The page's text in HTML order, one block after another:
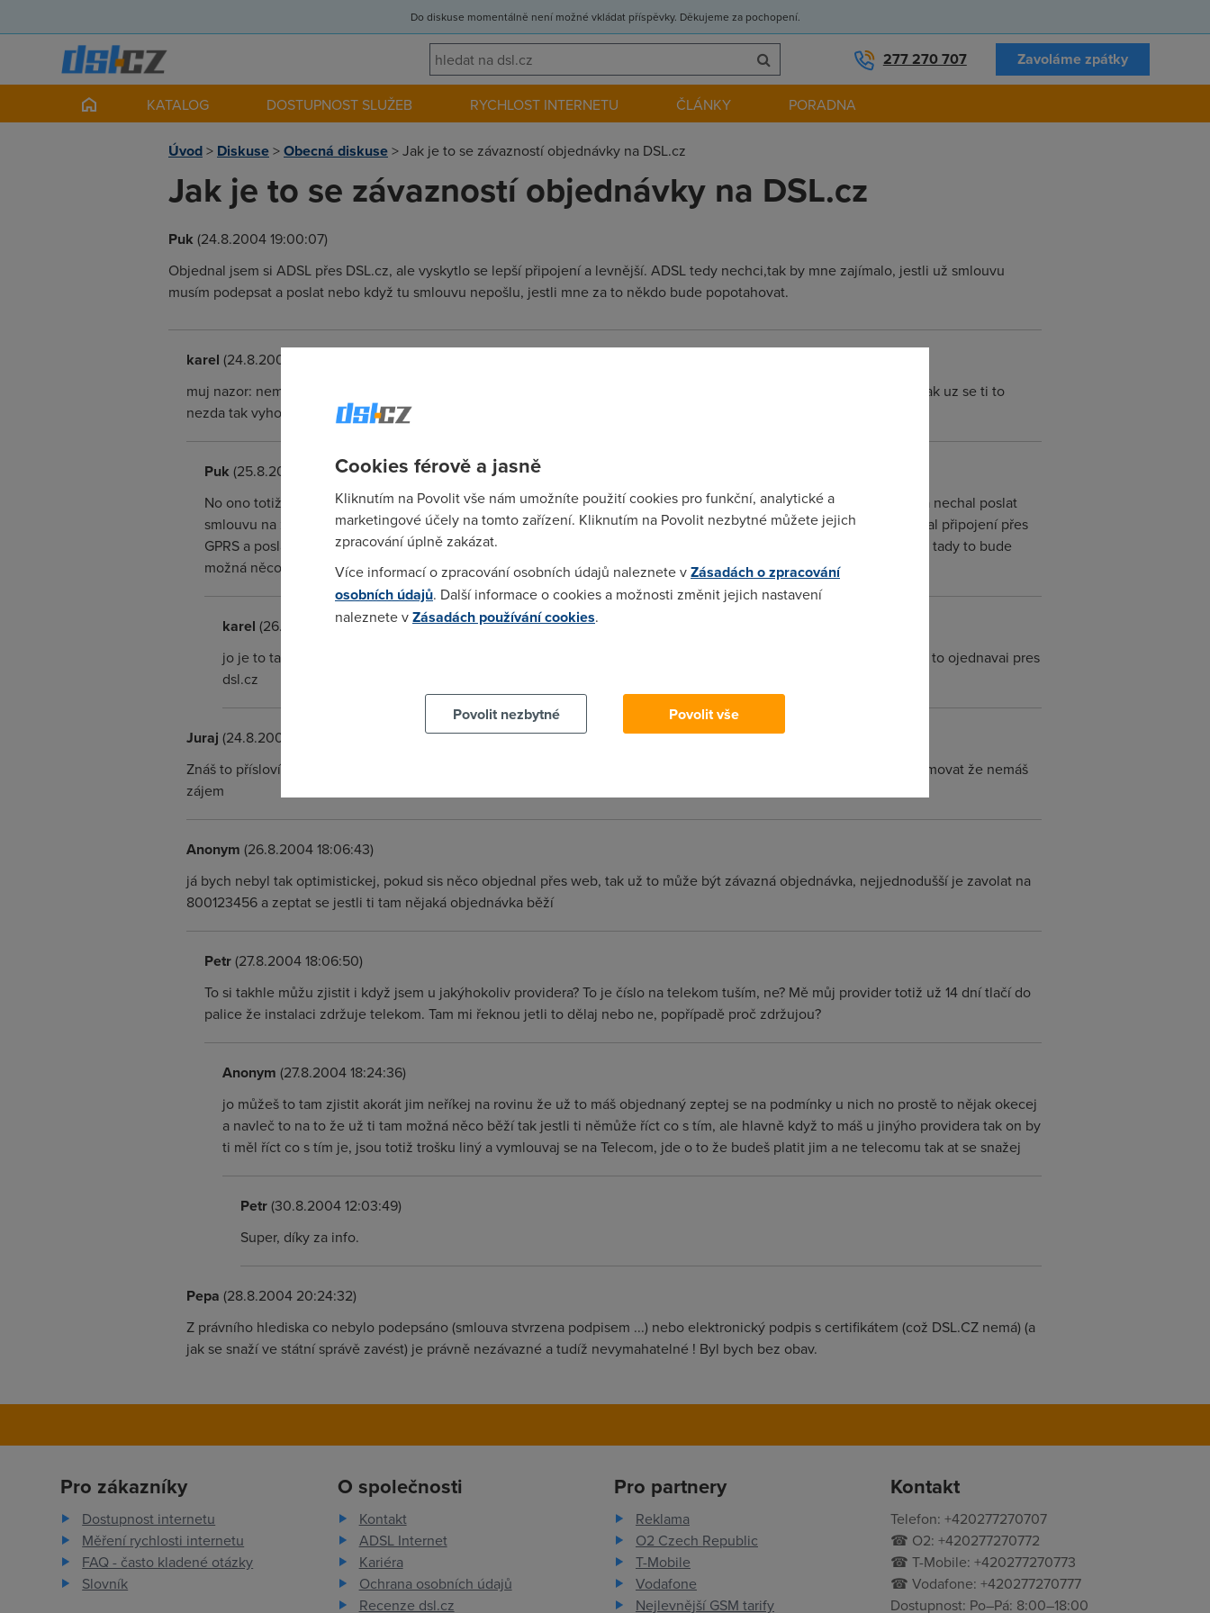
Do diskuse momentálně není možné vkládat příspěvky. Děkujeme za pochopení.
277 270 707 Zavoláme zpátky
KATALOG DOSTUPNOST SLUŽEB RYCHLOST INTERNETU ČLÁNKY PORADNA
Úvod> Diskuse>Obecná diskuse>Jak je to se závazností objednávky na DSL.cz
Jak je to se závazností objednávky na DSL.cz
Puk (24.8.2004 19:00:07)
Objednal jsem si ADSL přes DSL.cz, ale vyskytlo se lepší připojení a levnější. ADSL tedy nechci,tak by mne zajímalo, jestli už smlouvu
musím podepsat a poslat nebo když tu smlouvu nepošlu, jestli mne za to někdo bude popotahovat.
karel (24.8.2004 19:07:56)
muj nazor: nemusis podepsat nic, nikdo te popotahovat nebude, proste reknes ze kdyz si to videl napsane na papire, tak uz se ti to
nezda tak vyhodne a ze sis to rozmyslel a na to ti nikdo nemuze nic rict;]
Puk (25.8.2004 07:55:41)
No ono totiž hlavně není nikde napsáno, že ta objednávka je závazná. Tím objednáním jsem si defacto od operátora nechal poslat
smlouvu na zřízení služby. Službu samotnou objednávám přece až tou podepsanou smlouvou, ne? Kámoš si objednal připojení přes
GPRS a poslali mu smlouvu, kterou měl vyplnit a poslat. Nakonec si to rozmyslel a nic nevyplnil a ani neposlal, idkyž tady to bude
možná něco jiného.
karel (26.8.2004 07:18:10)
jo je to tak jak rikas, sluzbu objednas az kdyz jim posles podepsanou smlouvu, ja sem jenom nevedel jak funguje to ojednavai pres
dsl.cz
Juraj (24.8.2004 19:37:06)
Znáš to přísloví o tom řezání , i já se domnívám že když nepodepíšeš tak se nic neděje ale slušnost je dodavatele informovat že nemáš
zájem
Anonym (26.8.2004 18:06:43)
já bych nebyl tak optimistickej, pokud sis něco objednal přes web, tak už to může být závazná objednávka, nejjednodušší je zavolat na
800123456 a zeptat se jestli ti tam nějaká objednávka běží
Petr(27.8.2004 18:06:50)
To si takhle můžu zjistit i když jsem u jakýhokoliv providera? To je číslo na telekom tuším, ne? Mě můj provider totiž už 14 dní tlačí do
palice že instalaci zdržuje telekom. Tam mi řeknou jetli to dělaj nebo ne, popřípadě proč zdržujou?
Anonym (27.8.2004 18:24:36)
jo můžeš to tam zjistit akorát jim neříkej na rovinu že už to máš objednaný zeptej se na podmínky u nich no prostě to nějak okecej
a navleč to na to že už ti tam možná něco běží tak jestli ti němůže říct co s tím, ale hlavně když to máš u jinýho providera tak on by
ti měl říct co s tím je, jsou totiž trošku liný a vymlouvaj se na Telecom, jde o to že budeš platit jim a ne telecomu tak at se snažej
Petr(30.8.2004 12:03:49)
Super, díky za info.
Pepa (28.8.2004 20:24:32)
Z právního hlediska co nebylo podepsáno (smlouva stvrzena podpisem ...) nebo elektronický podpis s certifikátem (což DSL.CZ nemá) (a
jak se snaží ve státní správě zavést) je právně nezávazné a tudíž nevymahatelné ! Byl bych bez obav.
Pro zákazníky
Dostupnost internetu
Měření rychlosti internetu
FAQ - často kladené otázky
Slovník
O společnosti
Kontakt
ADSL Internet
Kariéra
Ochrana osobních údajů
Recenze dsl.cz
Pro partnery
Reklama
O2 Czech Republic
T-Mobile
Vodafone
Nejlevnější GSM tarify
Kontakt
Telefon: +420277270707
☎ O2: +420277270772
☎ T-Mobile: +420277270773
☎ Vodafone: +420277270777
Dostupnost: Po–Pá: 8:00–18:00
Cookies férově a jasně
Kliknutím na Povolit vše nám umožníte použití cookies pro funkční, analytické a
marketingové účely na tomto zařízení. Kliknutím na Povolit nezbytné můžete jejich
zpracování úplně zakázat.
Více informací o zpracování osobních údajů naleznete vZásadách o zpracování
osobních údajů. Další informace o cookies a možnosti změnit jejich nastavení
naleznete vZásadách používání cookies.
Povolit nezbytné
Povolit vše